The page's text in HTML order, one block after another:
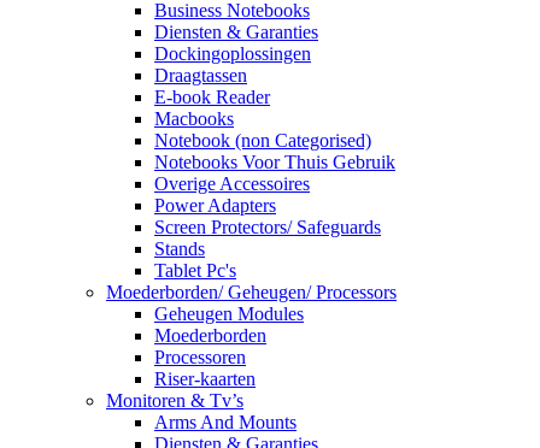
Business Notebooks
Diensten & Garanties
Dockingoplossingen
Draagtassen
E-book Reader
Macbooks
Notebook (non Categorised)
Notebooks Voor Thuis Gebruik
Overige Accessoires
Power Adapters
Screen Protectors/ Safeguards
Stands
Tablet Pc's
Moederborden/ Geheugen/ Processors
Geheugen Modules
Moederborden
Processoren
Riser-kaarten
Monitoren & Tv’s
Arms And Mounts
Diensten & Garanties